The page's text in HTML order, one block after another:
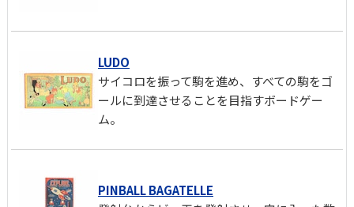
LUDO
サイコロを振って駒を進め、すべての駒をゴ
ールに到達させることを目指すボードゲー
ム。
PINBALL BAGATELLE